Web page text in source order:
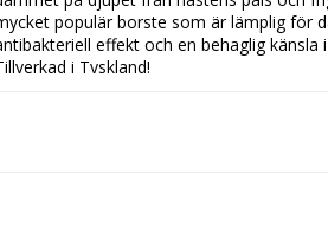
populär borste som är lämplig för
effekt och en behaglig
i Tyskland!